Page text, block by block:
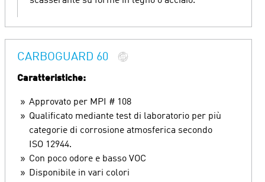
CARBOGUARD 60
Caratteristiche:
Approvato per MPI # 108
Qualificato mediante test di laboratorio per più
categorie di corrosione atmosferica secondo
ISO 12944.
Con poco odore e basso VOC
Disponibile in vari colori